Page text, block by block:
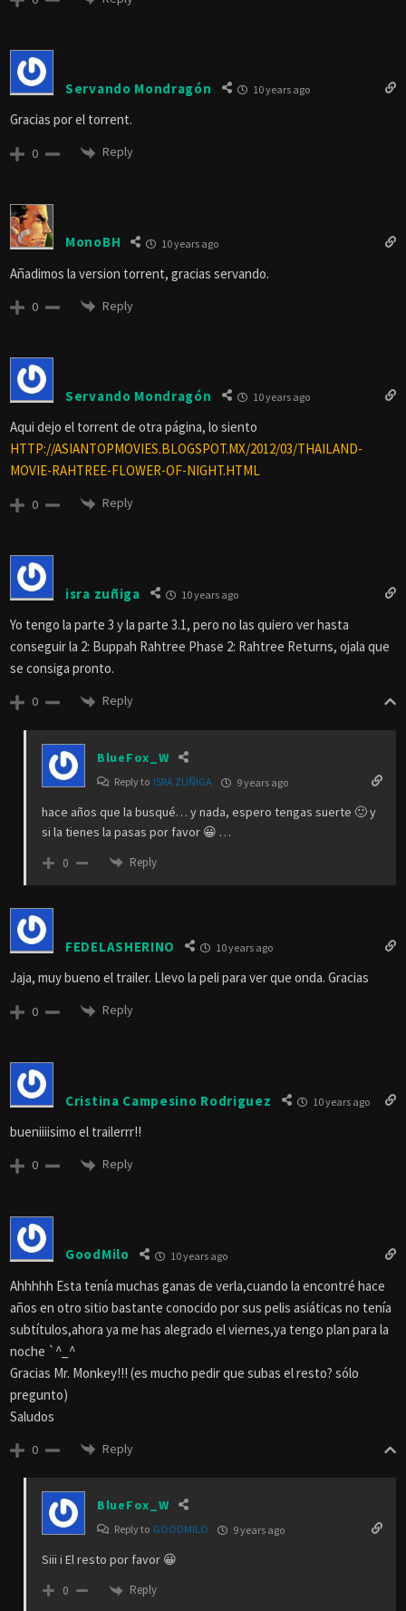
Servando Mondragón 10 years ago
Gracias por el torrent.
0 Reply
MonoBH 10 years ago
Añadimos la version torrent, gracias servando.
0 Reply
Servando Mondragón 10 years ago
Aqui dejo el torrent de otra página, lo siento
HTTP://ASIANTOPMOVIES.BLOGSPOT.MX/2012/03/THAILAND-
MOVIE-RAHTREE-FLOWER-OF-NIGHT.HTML
0 Reply
isra zuñiga 10 years ago
Yo tengo la parte 3 y la parte 3.1, pero no las quiero ver hasta
conseguir la 2: Buppah Rahtree Phase 2: Rahtree Returns, ojala que
se consiga pronto.
0 Reply
BlueFox_W
Reply to ISRA ZUÑIGA 9 years ago
hace años que la busqué… y nada, espero tengas suerte 🙂 y
si la tienes la pasas por favor 😀 …
0 Reply
FEDELASHERINO 10 years ago
Jaja, muy bueno el trailer. Llevo la peli para ver que onda. Gracias
0 Reply
Cristina Campesino Rodriguez 10 years ago
bueniiiisimo el trailerrr!!
0 Reply
GoodMilo 10 years ago
Ahhhhh Esta tenía muchas ganas de verla,cuando la encontré hace
años en otro sitio bastante conocido por sus pelis asiáticas no tenía
subtítulos,ahora ya me has alegrado el viernes,ya tengo plan para la
noche `^_^
Gracias Mr. Monkey!!! (es mucho pedir que subas el resto? sólo
pregunto)
Saludos
0 Reply
BlueFox_W
Reply to GOODMILO 9 years ago
Siii i El resto por favor 😀
0 Reply